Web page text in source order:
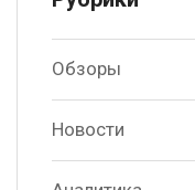
Обзоры
Новости